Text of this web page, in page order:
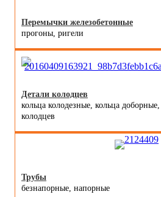
Перемычки железобетонные
прогоны, ригели
Детали колодцев
кольца колодезные, кольца
колодцев
Трубы
безнапорные, напорные